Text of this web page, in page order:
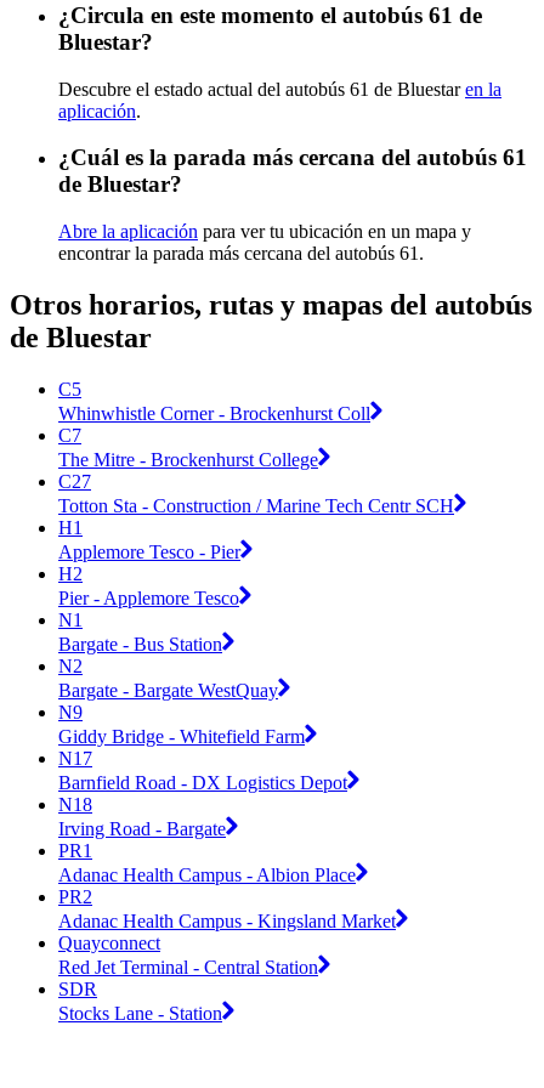
¿Circula en este momento el autobús 61 de
Bluestar?
Descubre el estado actual del autobús 61 de Bluestaren la
aplicación.
¿Cuál es la parada más cercana del autobús 61
de Bluestar?
Abre la aplicación para ver tu ubicación en un mapa y
encontrar la parada más cercana del autobús 61.
Otros horarios, rutas y mapas del autobús
de Bluestar
C5
Whinwhistle Corner - Brockenhurst Coll
C7
The Mitre - Brockenhurst College
C27
Totton Sta - Construction / Marine Tech Centr SCH
H1
Applemore Tesco - Pier
H2
Pier - Applemore Tesco
N1
Bargate - Bus Station
N2
Bargate - Bargate WestQuay
N9
Giddy Bridge - Whitefield Farm
N17
Barnfield Road - DX Logistics Depot
N18
Irving Road - Bargate
PR1
Adanac Health Campus - Albion Place
PR2
Adanac Health Campus - Kingsland Market
Quayconnect
Red Jet Terminal - Central Station
SDR
Stocks Lane - Station